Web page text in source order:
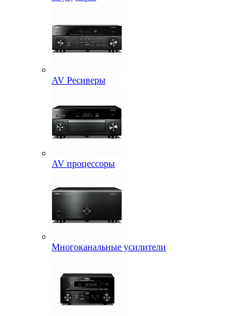
AV Ресиверы
AV процессоры
Многоканальные усилители